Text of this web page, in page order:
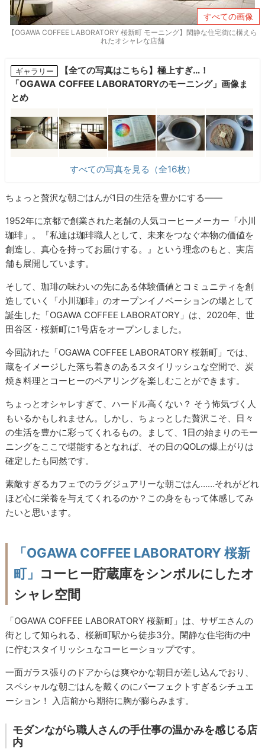
すべての画像
【OGAWA COFFEE LABORATORY 桜新町 モーニング】閑静な住宅街に構えら
れたオシャレな店舗
ギャラリー
【全ての写真はこちら】極上すぎ…！
「OGAWA COFFEE LABORATORYのモーニング」画像ま
とめ
すべての写真を見る（全16枚）
ちょっと贅沢な朝ごはんが1日の生活を豊かにする――
1952年に京都で創業された老舗の人気コーヒーメーカー「小川
珈琲」。『私達は珈琲職人として、未来をつなぐ本物の価値を
創造し、真心を持ってお届けする。』という理念のもと、実店
舗も展開しています。
そして、珈琲の味わいの先にある体験価値とコミュニティを創
造していく「小川珈琲」のオープンイノベーションの場として
誕生した「OGAWA COFFEE LABORATORY」は、2020年、世
田谷区・桜新町に1号店をオープンしました。
今回訪れた「OGAWA COFFEE LABORATORY 桜新町」では、
蔵をイメージした落ち着きのあるスタイリッシュな空間で、炭
焼き料理とコーヒーのペアリングを楽しむことができます。
ちょっとオシャレすぎて、ハードル高くない？ そう怖気づく人
もいるかもしれません。しかし、ちょっとした贅沢こそ、日々
の生活を豊かに彩ってくれるもの。まして、1日の始まりのモー
ニングをここで堪能するとなれば、その日のQOLの爆上がりは
確定したも同然です。
素敵すぎるカフェでのラグジュアリーな朝ごはん……それがどれ
ほど心に栄養を与えてくれるのか？この身をもって体感してみ
たいと思います。
「OGAWA COFFEE LABORATORY 桜新
町」 コーヒー貯蔵庫をシンボルにしたオ
シャレ空間
「OGAWA COFFEE LABORATORY 桜新町」は、サザエさんの
街として知られる、桜新町駅から徒歩3分。閑静な住宅街の中
に佇むスタイリッシュなコーヒーショップです。
一面ガラス張りのドアからは爽やかな朝日が差し込んでおり、
スペシャルな朝ごはんを戴くのにパーフェクトすぎるシチュエ
ーション！ 入店前から期待に胸が膨らみます。
モダンながら職人さんの手仕事の温かみを感じる店
内